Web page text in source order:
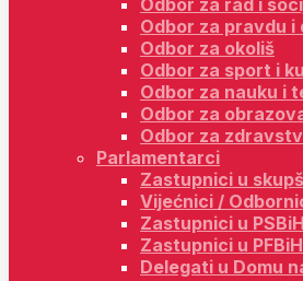
Odbor za rad i
Odbor za pravdu
Odbor za okoliš
Odbor za sport i
Odbor za nauku i
Odbor za
Odbor za
Parlamentarci
Zastupnici u
Vijećnici /
Zastupnici u PSBiH
Zastupnici u PFBiH
Delegati u Domu